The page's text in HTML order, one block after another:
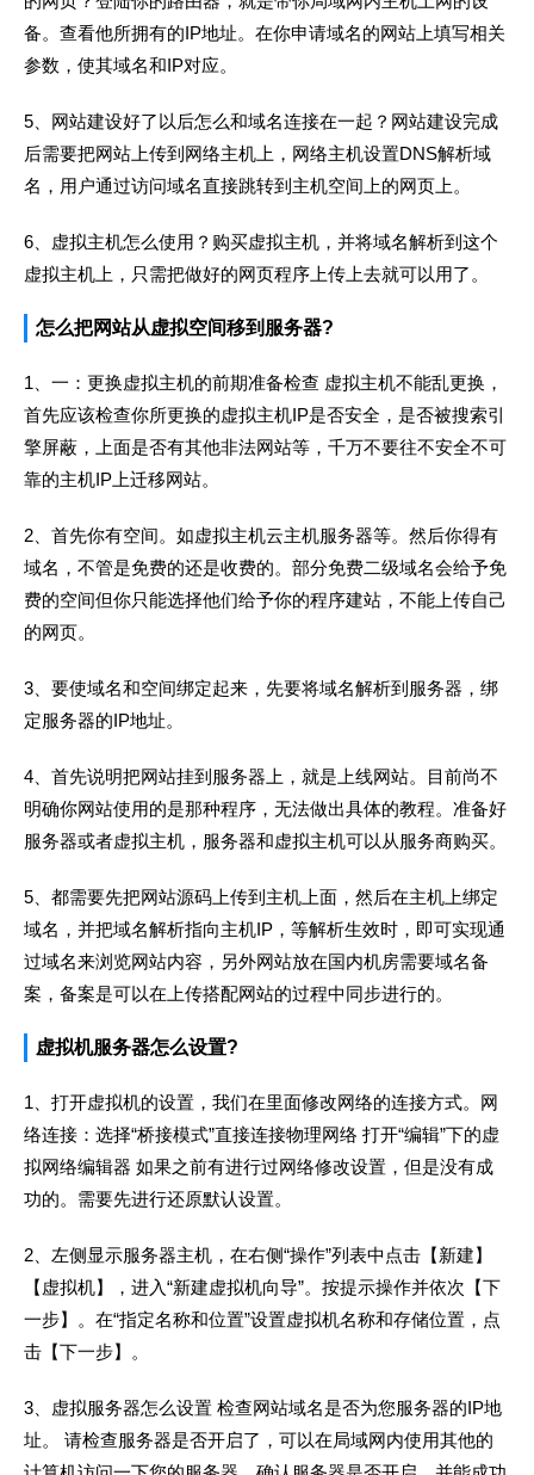
备。查看他所拥有的IP地址。在你申请域名的网站上填写相关
参数，使其域名和IP对应。
5、网站建设好了以后怎么和域名连接在一起？网站建设完成
后需要把网站上传到网络主机上，网络主机设置DNS解析域
名，用户通过访问域名直接跳转到主机空间上的网页上。
6、虚拟主机怎么使用？购买虚拟主机，并将域名解析到这个
虚拟主机上，只需把做好的网页程序上传上去就可以用了。
怎么把网站从虚拟空间移到服务器?
1、一：更换虚拟主机的前期准备检查 虚拟主机不能乱更换，
首先应该检查你所更换的虚拟主机IP是否安全，是否被搜索引
擎屏蔽，上面是否有其他非法网站等，千万不要往不安全不可
靠的主机IP上迁移网站。
2、首先你有空间。如虚拟主机云主机服务器等。然后你得有
域名，不管是免费的还是收费的。部分免费二级域名会给予免
费的空间但你只能选择他们给予你的程序建站，不能上传自己
的网页。
3、要使域名和空间绑定起来，先要将域名解析到服务器，绑
定服务器的IP地址。
4、首先说明把网站挂到服务器上，就是上线网站。目前尚不
明确你网站使用的是那种程序，无法做出具体的教程。准备好
服务器或者虚拟主机，服务器和虚拟主机可以从服务商购买。
5、都需要先把网站源码上传到主机上面，然后在主机上绑定
域名，并把域名解析指向主机IP，等解析生效时，即可实现通
过域名来浏览网站内容，另外网站放在国内机房需要域名备
案，备案是可以在上传搭配网站的过程中同步进行的。
虚拟机服务器怎么设置?
1、打开虚拟机的设置，我们在里面修改网络的连接方式。网
络连接：选择“桥接模式”直接连接物理网络 打开“编辑”下的虚
拟网络编辑器 如果之前有进行过网络修改设置，但是没有成
功的。需要先进行还原默认设置。
2、左侧显示服务器主机，在右侧“操作”列表中点击【新建】
【虚拟机】，进入“新建虚拟机向导”。按提示操作并依次【下
一步】。在“指定名称和位置”设置虚拟机名称和存储位置，点
击【下一步】。
3、虚拟服务器怎么设置 检查网站域名是否为您服务器的IP地
址。 请检查服务器是否开启了，可以在局域网内使用其他的